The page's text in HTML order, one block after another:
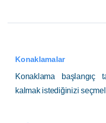
Konaklamalar
Konaklama
kalmak istediğinizi